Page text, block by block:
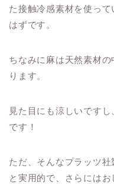
た接触冷感素材を使っ
はずです。
ちなみに麻は天然素材
ります。
見た目にも涼しいです
です！
ただ、そんなプラッツ
と実用的で、さらには